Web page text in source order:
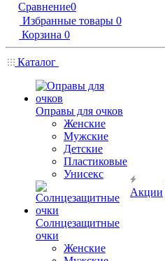
Сравнение0
Избранные товары 0
Корзина 0
Каталог
Оправы для очков
Женские
Мужские
Детские
Пластиковые
Унисекс
Солнцезащитные
очки
Женские
Акции